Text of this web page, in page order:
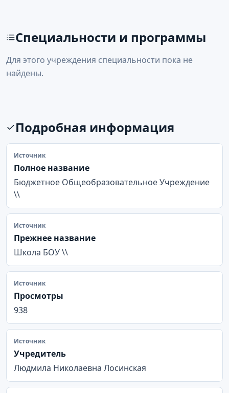
Специальности и программы
Для этого учреждения специальности пока не
найдены.
Подробная информация
Источник
Полное название
Бюджетное Общеобразовательное Учреждение
\\
Источник
Прежнее название
Школа БОУ \\
Источник
Просмотры
938
Источник
Учредитель
Людмила Николаевна Лосинская